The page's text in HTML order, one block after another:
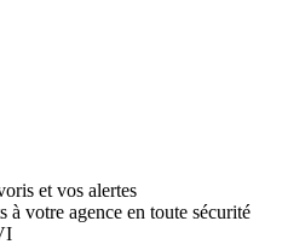
et vos alertes
à votre agence en toute sécurité